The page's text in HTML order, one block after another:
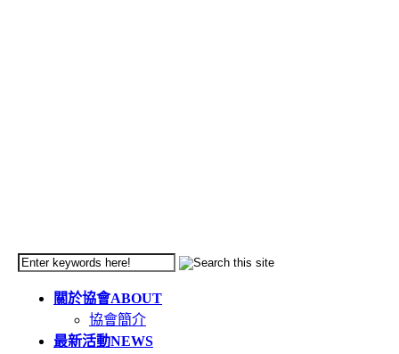
關於協會ABOUT
協會簡介
最新活動NEWS